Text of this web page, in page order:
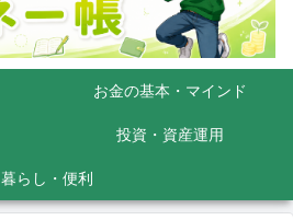
お金の基本・マインド
投資・資産運用
暮らし・便利